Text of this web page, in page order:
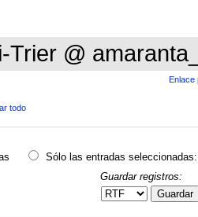
Trier @
Enlace
todo
Sólo las entradas seleccionadas:
Guardar registros:
Guardar